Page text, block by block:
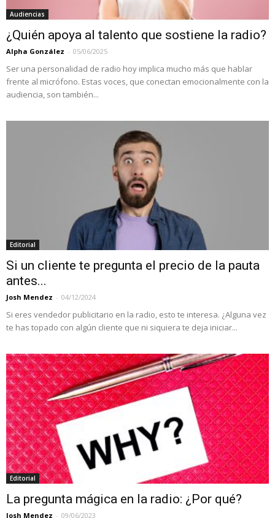
Audiencias
¿Quién apoya al talento que sostiene la radio?
Alpha González - 05/06/2025
Ser una personalidad de radio hoy implica mucho más que hablar
frente al micrófono. Estas voces, que conectan emocionalmente con la
audiencia, son también...
Editorial
Si un cliente te pregunta el precio de la pauta
antes...
Josh Mendez - 04/12/2024
Si eres vendedor publicitario en la radio, esto te interesa. ¿Alguna vez
te has topado con algún cliente que ni siquiera te deja iniciar...
Editorial
La pregunta mágica en la radio: ¿Por qué?
Josh Mendez - 09/06/2023